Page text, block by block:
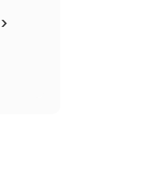
›